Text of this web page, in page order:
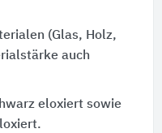
(Glas, Holz,
auch
eloxiert sowie